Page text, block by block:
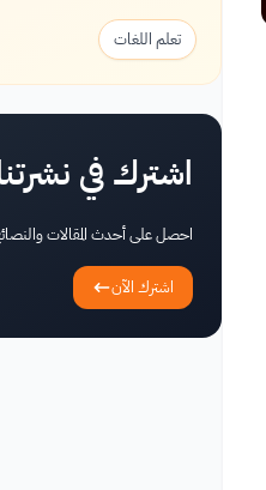
تعلم اللغات
اشترك في
احصل على أحدث المقالات
اشترك الآن